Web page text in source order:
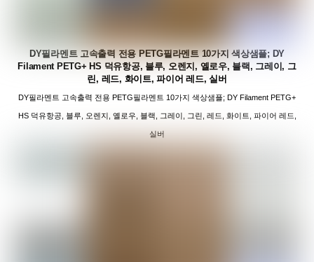
DY필라멘트 고속출력 전용 PETG필라멘트 10가지 색상샘플; DY
Filament PETG+ HS 덕유항공, 블루, 오렌지, 옐로우, 블랙, 그레이, 그
린, 레드, 화이트, 파이어 레드, 실버
DY필라멘트 고속출력 전용 PETG필라멘트 10가지 색상샘플; DY Filament PETG+
HS 덕유항공, 블루, 오렌지, 옐로우, 블랙, 그레이, 그린, 레드, 화이트, 파이어 레드,
실버